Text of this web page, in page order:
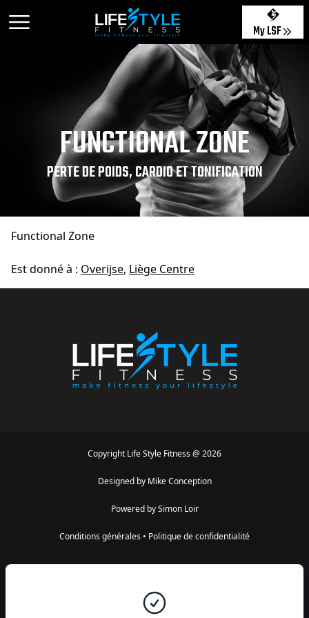
My LSF
FUNCTIONAL ZONE
PERTE DE POIDS, CARDIO ET TONIFICATION
Functional Zone
Est donné à : Overijse, Liège Centre
Copyright Life Style Fitness @ 2026
Designed by Mike Conception
Powered by Simon Loir
Conditions générales • Politique de confidentialité